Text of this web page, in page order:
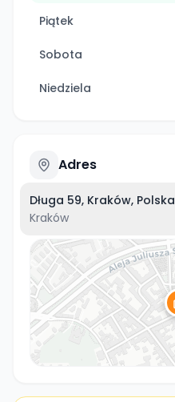
Piątek
Sobota
Niedziela
Adres
Długa 59, Kraków, Polska
Kraków